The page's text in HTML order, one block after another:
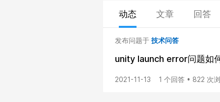
动态 文章 回答
发布问题于 技术问答
unity launch error问题如
2021-11-13 1 个回答 • 822 次